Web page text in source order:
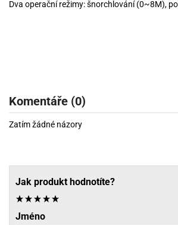
Dva operační režimy: šnorchlování (0~8M),
Komentáře (0)
Zatím žádné názory
Jak produkt hodnotíte?
Jméno